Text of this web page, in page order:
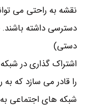
نقشه به راحتی می
دسترسی داشته
دستی)
اشتراک گذاری در
را قادر می سازد که به
شبکه های اجتماعی به